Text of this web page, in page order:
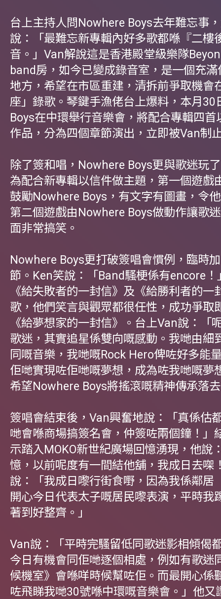
台上主持人問Nowhere Boys去年難忘事
說：「最難忘新專輯內好多歌都喺『二樓
音。」Van解說這是香港殿堂級樂隊
band房，如今已變成錄音室，是一個充
地方，希望在市區重建，清拆前爭取機會
座」錄歌。琴鍵手漁佬台上爆料，本月30
Boys在中環舉行音樂會，將配合專輯四首
作品，分為四個章節演出，立即被Van制
除了簽和唱，Nowhere Boys更與歌迷玩
為配合新專輯以信件做主題，第一個遊戲
鼓勵Nowhere Boys，有文字有圖畫，令
第二個遊戲由Nowhere Boys做動作讓歌
面非常搞笑。
Nowhere Boys更打破簽唱會慣例，臨時
節。Ken笑說：「Band騷梗係有encore！
《給失敗者的一封信》及《給勝利者的一
歌，他們笑言與觀眾都很任性，成功爭取
《給夢想家的一封信》。台上Van說：「
歌迷，其實追星係雙向嘅感動。我哋由細
同嘅音樂，我哋嘅Rock Hero俾咗好多能
佢哋實現咗佢哋嘅夢想，成為咗我哋嘅夢
希望Nowhere Boys將搖滾嘅精神傳承落
簽唱會結束後，Van興奮地說：「真係估
哋會喺商場搞簽名會，仲簽咗兩個鐘！」
示踏入MOKO新世紀廣場回憶湧現，他說
憶，以前呢度有一間結他舖，我成日去㗎
說：「我成日嚟行街食嘢，因為我係鄰居
開心今日代表太子嘅居民嚟表演，平時我
著到好整齊。」
Van說：「平時完騷留低同歌迷影相傾偈
今日有機會同佢哋逐個相處，例如有歌迷
候機室》會喺咩時候幫咗佢。而最開心係
咗飛睇我哋30號喺中環嘅音樂會。」他又